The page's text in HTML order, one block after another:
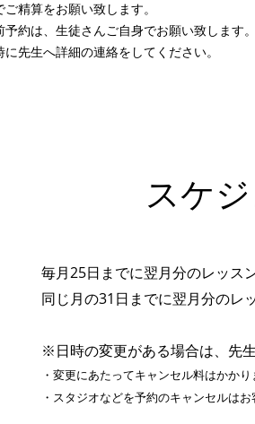
精算をお願い致します。
約は、生徒さんご自身でお願い致します。
先生へ詳細の連絡をしてください。
スケ
毎月25日までに翌月分のレッス
同じ月の31日までに翌月分のレ
※日時の変更がある場合は、先
・変更にあたってキャンセル料はかかり
・スタジオなどを予約のキャンセルは